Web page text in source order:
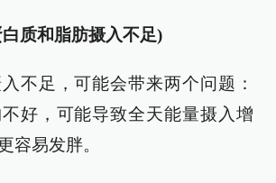
质和脂肪摄入不足)
不足，可能会带来两个问题：
好，可能导致全天能量摄入增
容易发胖。